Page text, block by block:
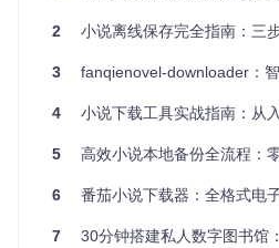
式，电子书阅读器则更适合EPUB
准格式）。novel-downloader支持
像一个"格式转换工厂"，一次下载
电纸书等不同设备上的阅读需求，
2 小说离线保存完全指南：三步化
3 fanqienovel-downloader：智能爬取
4 小说下载工具实战指南：从入门
5 高效小说本地备份全流程：零基础掌
6 番茄小说下载器：全格式电子书
7 30分钟搭建私人数字图书馆：